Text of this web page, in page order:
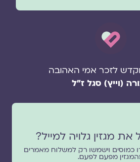
לזכר אמי האהובה
(וייץ) סגל ז"ל
מגזין גלויה למייל?
כמוסים וישמשו רק למשלוח מאמרים
מפעם לפעם.